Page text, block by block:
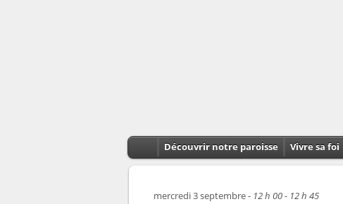
Découvrir notre paroisse Vivre sa foi
mercredi 3 septembre - 12 h 00 - 12 h 45